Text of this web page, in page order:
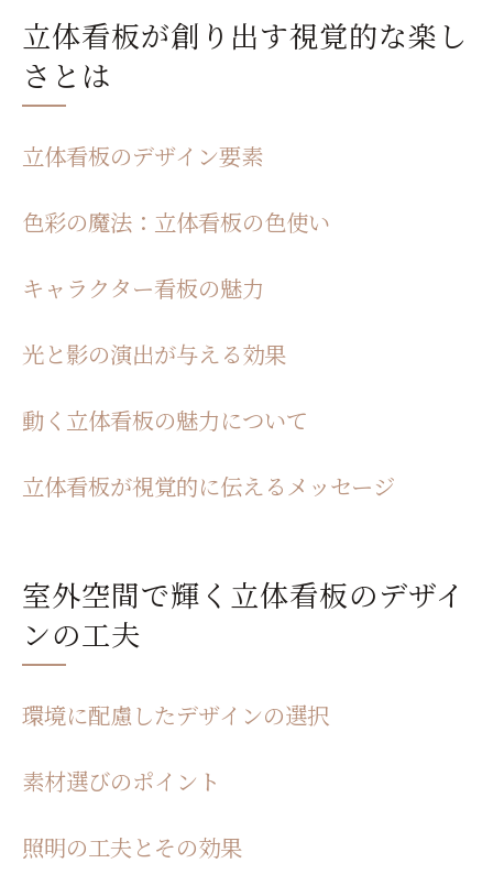
立体看板が街の景観に与える影響を探る
街並みの一部としての立体看板
都市再生と立体看板の関係
立体看板が作り出す新しい観光スポット
住民の意識に与える影響
ンパクト
アートとしての立体看板
ブランドイメージの強化方法
クリエイターたちの挑戦
立体看板のデザインにおける地域との調和を考
える
住民の声を反映したデザイン
地域資源を活用したデザイン
立体看板が創り出す視覚的な楽し
さとは
立体看板のデザイン要素
色彩の魔法：立体看板の色使い
キャラクター看板の魅力
光と影の演出が与える効果
動く立体看板の魅力について
立体看板が視覚的に伝えるメッセージ
室外空間で輝く立体看板のデザイ
ンの工夫
環境に配慮したデザインの選択
素材選びのポイント
照明の工夫とその効果